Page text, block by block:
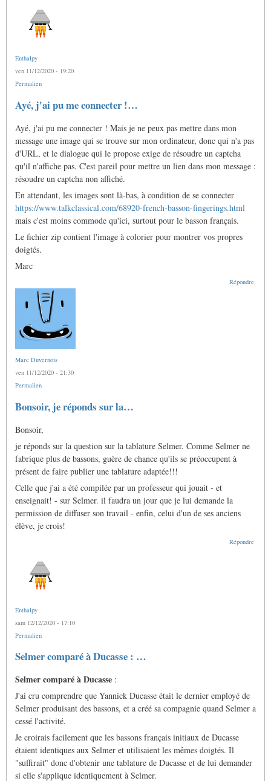
Enthalpy
ven 11/12/2020 - 19:20
Permalien
Ayé, j'ai pu me connecter !…
Ayé, j'ai pu me connecter ! Mais je ne peux pas mettre dans mon
message une image qui se trouve sur mon ordinateur, donc qui n'a pas
d'URL, et le dialogue qui le propose exige de résoudre un captcha
qu'il n'affiche pas. C'est pareil pour mettre un lien dans mon message :
résoudre un captcha non affiché.
En attendant, les images sont là-bas, à condition de se connecter
https://www.talkclassical.com/68920-french-basson-fingerings.html
mais c'est moins commode qu'ici, surtout pour le basson français.
Le fichier zip contient l'image à colorier pour montrer vos propres
doigtés.
Marc
Répondre
Marc Duvernois
ven 11/12/2020 - 21:30
Permalien
Bonsoir, je réponds sur la…
Bonsoir,
je réponds sur la question sur la tablature Selmer. Comme Selmer ne
fabrique plus de bassons, guère de chance qu'ils se préoccupent à
présent de faire publier une tablature adaptée!!!
Celle que j'ai a été compilée par un professeur qui jouait - et
enseignait! - sur Selmer. il faudra un jour que je lui demande la
permission de diffuser son travail - enfin, celui d'un de ses anciens
élève, je crois!
Répondre
Enthalpy
sam 12/12/2020 - 17:10
Permalien
Selmer comparé à Ducasse : …
Selmer comparé à Ducasse :
J'ai cru comprendre que Yannick Ducasse était le dernier employé de
Selmer produisant des bassons, et a créé sa compagnie quand Selmer a
cessé l'activité.
Je croirais facilement que les bassons français initiaux de Ducasse
étaient identiques aux Selmer et utilisaient les mêmes doigtés. Il
"suffirait" donc d'obtenir une tablature de Ducasse et de lui demander
si elle s'applique identiquement à Selmer.